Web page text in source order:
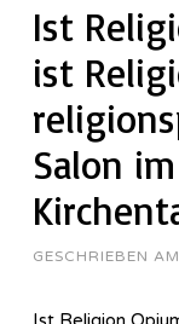
Ist
ist
Salon
GESCHRIEBEN AM